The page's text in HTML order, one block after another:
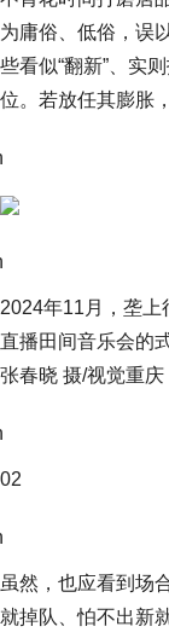
为庸俗、低俗，误
些看似“翻新”、实
位。若放任其膨胀
2024年11月，垄
直播田间音乐会的
张春晓 摄/视觉重庆
02
虽然，也应看到场
就掉队、怕不出新